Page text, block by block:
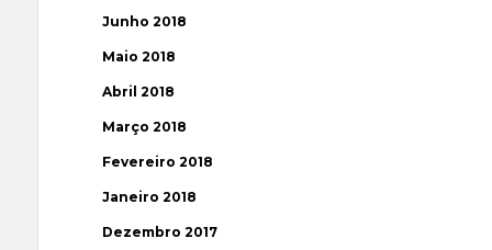
Junho 2018
Maio 2018
Abril 2018
Março 2018
Fevereiro 2018
Janeiro 2018
Dezembro 2017